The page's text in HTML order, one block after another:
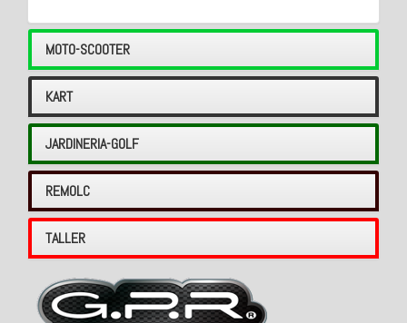
MOTO-SCOOTER
KART
JARDINERIA-GOLF
REMOLC
TALLER